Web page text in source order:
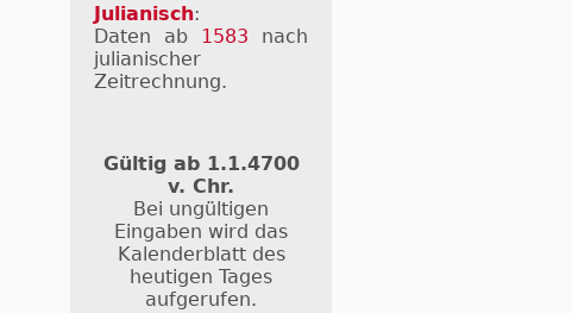
Julianisch:
Daten ab 1583 nach
julianischer
Zeitrechnung.
Gültig ab 1.1.4700
v. Chr.
Bei ungültigen
Eingaben wird das
Kalenderblatt des
heutigen Tages
aufgerufen.